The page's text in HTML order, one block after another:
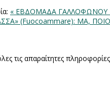
« ΕΒΔΟΜΑΔΑ ΓΑΛΛΟΦΩΝΟΥ
(Fuocoammare): ΜΑ,
τις απαραίτητες